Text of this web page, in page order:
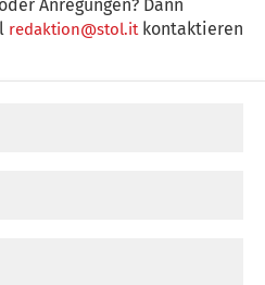
Anregungen? Dann
redaktion@stol.itkontaktieren